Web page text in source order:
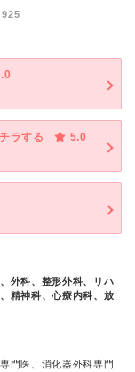
925
ラする
5.0
外科、整形外科、リハ
精神科、心療内科、放
門医、消化器外科専門